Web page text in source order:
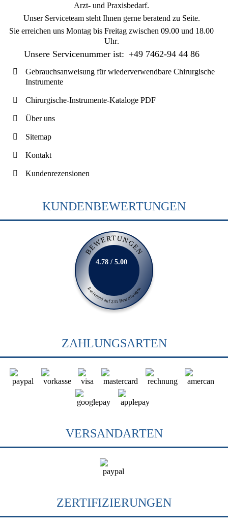
Arzt- und Praxisbedarf.
Unser Serviceteam steht Ihnen gerne beratend zu Seite.
Sie erreichen uns Montag bis Freitag zwischen 09.00 und 18.00
Uhr.
Unsere Servicenummer ist: +49 7462-94 44 86
Gebrauchsanweisung für wiederverwendbare Chirurgische
Instrumente
Chirurgische-Instrumente-Kataloge PDF
Über uns
Sitemap
Kontakt
Kundenrezensionen
KUNDENBEWERTUNGEN
BEWERTUNGEN
Basierend auf 231 Bewertungen
4.78 / 5.00
ZAHLUNGSARTEN
VERSANDARTEN
ZERTIFIZIERUNGEN